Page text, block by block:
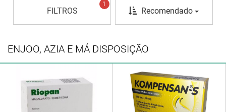
1
FILTROS Recomendado
ENJOO, AZIA E MÁ DISPOSIÇÃO